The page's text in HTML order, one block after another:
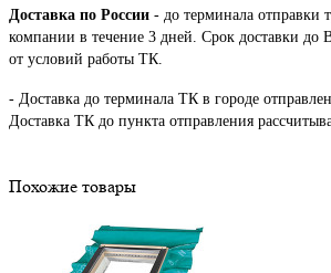
Доставка по России - до терминала отправки
компании в течение 3 дней. Срок доставки до
от условий работы ТК.
- Доставка до терминала ТК в городе
Доставка ТК до пункта отправления
Похожие товары